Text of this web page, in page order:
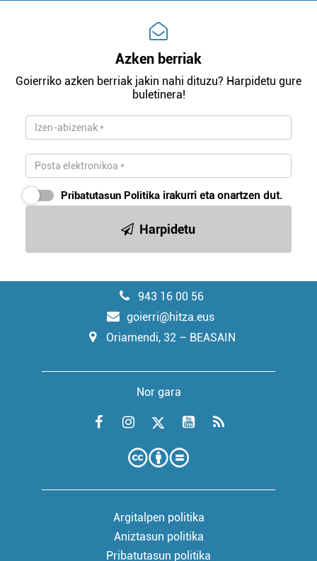
Azken berriak
Goierriko azken berriak jakin nahi dituzu? Harpidetu gure
buletinera!
Pribatutasun Politika irakurri eta onartzen dut.
Harpidetu
943 16 00 56
goierri@hitza.eus
Oriamendi, 32 – BEASAIN
Nor gara
Argitalpen politika
Aniztasun politika
Pribatutasun politika